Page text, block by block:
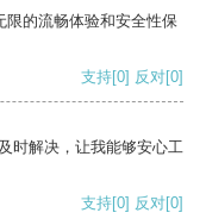
限的流畅体验和安全性保
支持[0] 反对[0]
时解决，让我能够安心工
支持[0] 反对[0]